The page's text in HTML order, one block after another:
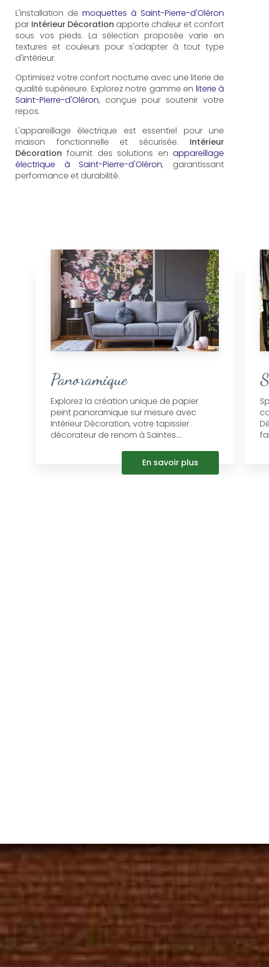
L'installation de moquettes à Saint-Pierre-d'Oléron
par Intérieur Décoration apporte chaleur et confort
sous vos pieds. La sélection proposée varie en
textures et couleurs pour s'adapter à tout type
d'intérieur.
Optimisez votre confort nocturne avec une literie de
qualité supérieure. Explorez notre gamme en literie à
Saint-Pierre-d'Oléron, conçue pour soutenir votre
repos.
L'appareillage électrique est essentiel pour une
maison fonctionnelle et sécurisée. Intérieur
Décoration fournit des solutions en appareillage
électrique à Saint-Pierre-d'Oléron, garantissant
performance et durabilité.
Panoramique
Explorez la création unique de papier
peint panoramique sur mesure avec
Intérieur Décoration, votre tapissier
décorateur de renom à Saintes....
En savoir plus